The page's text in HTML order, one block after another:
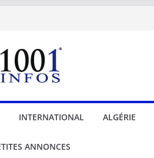
INTERNATIONAL ALGÉRIE
ANNONCES